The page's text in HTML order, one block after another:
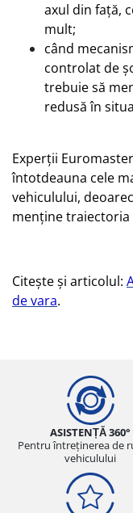
axul din faţă,
mult;
când
controlat de
trebuie să
redusă în
Experţii
întotdeauna cele
vehiculului,
menţine traiectoria
Citește și articolul:
de vara.
ASISTENȚĂ 360°
Pentru întreținerea de
vehiculului